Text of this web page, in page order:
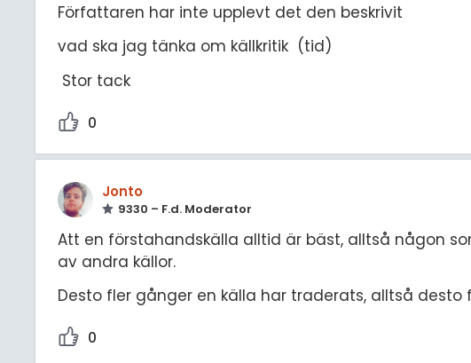
Författaren har inte upplevt det den beskrivit
vad ska jag tänka om källkritik (tid)
Stor tack
0
Jonto
9330 – F.d. Moderator
Att en förstahandskälla alltid är bäst, alltså någon
av andra källor.
Desto fler gånger en källa har traderats, alltså
0